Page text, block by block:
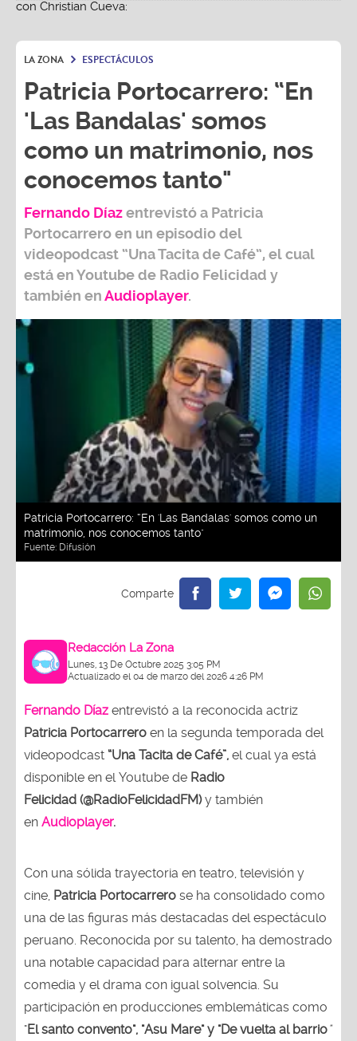
LA ZONA ESPECTÁCULOS
Patricia Portocarrero: “En
'Las Bandalas' somos
como un matrimonio, nos
conocemos tanto"
Fernando Díazentrevistó a Patricia
Portocarreroen un episodio del
videopodcast “Una Tacita de Café”, el cual
está en Youtube de Radio Felicidad y
también enAudioplayer.
Patricia Portocarrero: “En 'Las Bandalas' somos como un
matrimonio, nos conocemos tanto"
Fuente: Difusión
Redacción La Zona
Lunes, 13 De Octubre 2025 3:05 PM
Actualizado el 04 de marzo del 2026 4:26 PM
Fernando Díaz entrevistó a la reconocida actriz
Patricia Portocarrero en la segunda temporada del
videopodcast “Una Tacita de Café”, el cual ya está
disponible en el Youtube de Radio
Felicidad (@RadioFelicidadFM)y también
en Audioplayer.
Con una sólida trayectoria en teatro, televisión y
cine, Patricia Portocarrero se ha consolidado como
una de las figuras más destacadas del espectáculo
peruano. Reconocida por su talento, ha demostrado
una notable capacidad para alternar entre la
comedia y el drama con igual solvencia. Su
participación en producciones emblemáticas como
"El santo convento", "Asu Mare" y "De vuelta al barrio"